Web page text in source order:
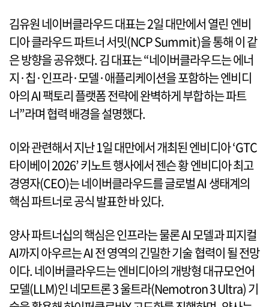
김유원 네이버클라우드 대표는 2일 대만에서 열린 엔비
디아 클라우드 파트너 서밋(NCP Summit)을 통해 이 같
은 방향을 공유했다. 김 대표는 “네이버클라우드는 에너
지·칩·인프라·모델·애플리케이션을 포함하는 엔비디
아의 AI 팩토리 플랫폼 전략에 완벽하게 부합하는 파트
너”라며 협력 배경을 설명했다.
이와 관련해서 지난 1일 대만에서 개최된 엔비디아 ‘GTC
타이베이 2026’ 키노트 행사에서 젠슨 황 엔비디아 최고
경영자(CEO)는 네이버클라우드를 글로벌 AI 생태계의
핵심 파트너로 공식 발표한 바 있다.
양사 파트너십의 핵심은 인프라는 물론 AI 모델과 피지컬
AI까지 아우르는 AI 전 영역의 긴밀한 기술 협력이 될 전망
이다. 네이버클라우드는 엔비디아의 개방형 대규모언어
모델(LLM)인 네모트론 3 울트라(Nemotron 3 Ultra) 기